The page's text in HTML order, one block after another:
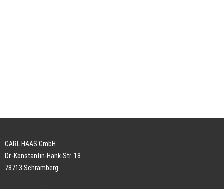
CARL HAAS GmbH
Dr.-Konstantin-Hank-Str. 18
78713 Schramberg